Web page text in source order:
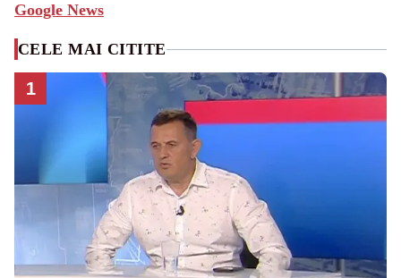
Google News
CELE MAI CITITE
1